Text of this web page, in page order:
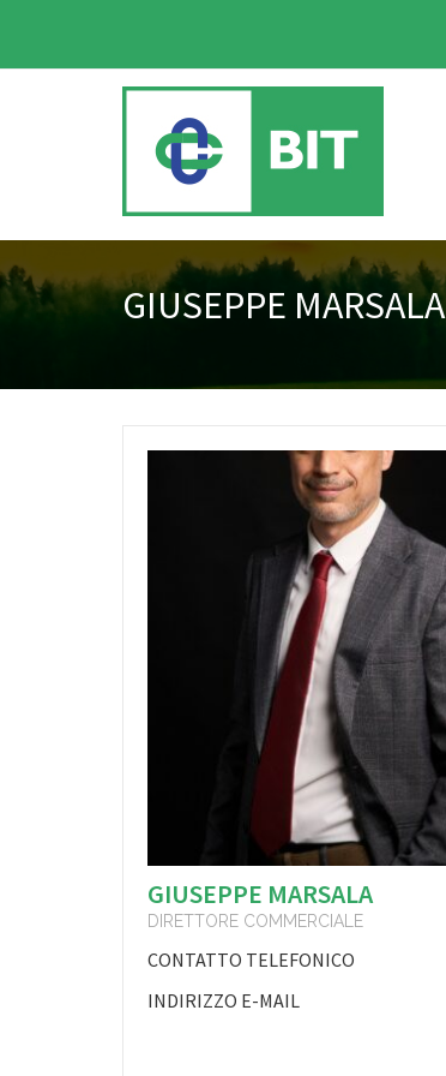
GIUSEPPE MARSALA
GIUSEPPE MARSALA
DIRETTORE COMMERCIALE
CONTATTO TELEFONICO
INDIRIZZO E-MAIL